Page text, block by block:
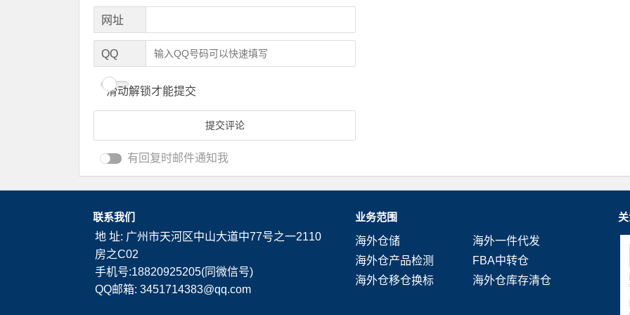
网址
QQ
滑动解锁才能提交
有回复时邮件通知我
联系我们
地 址: 广州市天河区中山大道中77号之一2110
房之C02
手机号:18820925205(同微信号)
QQ邮箱: 3451714383@qq.com
业务范围
海外仓储
海外一件代发
海外仓产品检测
FBA中转仓
海外仓移仓换标
海外仓库存清仓